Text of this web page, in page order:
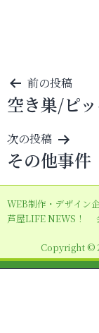
投
稿
ナ
ビ
ゲ
ー
シ
ン
前の投稿
空き巣/ピ
次の投稿
その他事件
WEB制作・デザイン
芦屋LIFE NEWS！
Copyright ©